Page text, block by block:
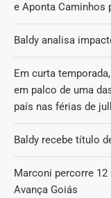
e Aponta Caminhos
Baldy analisa
Em curta
em palco de uma
país nas férias de
Baldy recebe título
Marconi percorre
Avança Goiás